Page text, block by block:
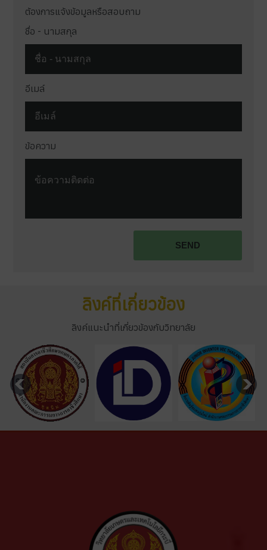
ต้องการแจ้งข้อมูลหรือสอบถาม
ชื่อ - นามสกุล
อีเมล์
ข้อความ
Terms and conditions
SEND
ลิงค์ที่เกี่ยวข้อง
ลิงค์แนะนำที่เกี่ยวข้องกับวิทยาลัย